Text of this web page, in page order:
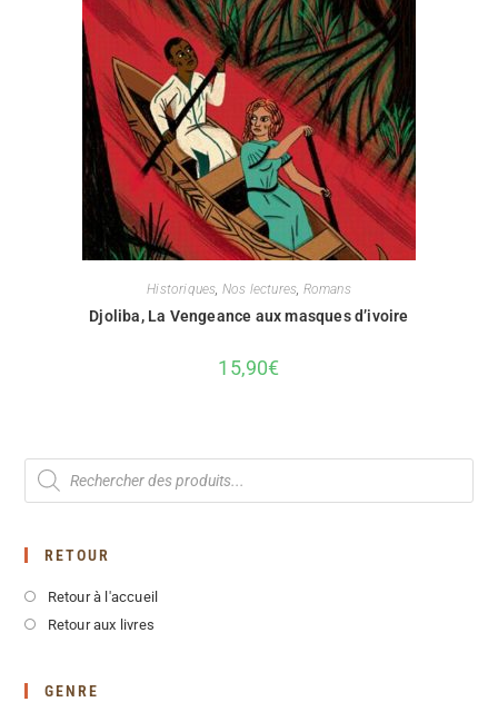
Historiques Nos lectures Romans
Djoliba, La Vengeance aux masques d’ivoire
15,90€
RETOUR
Retour à l'accueil
Retour aux livres
GENRE